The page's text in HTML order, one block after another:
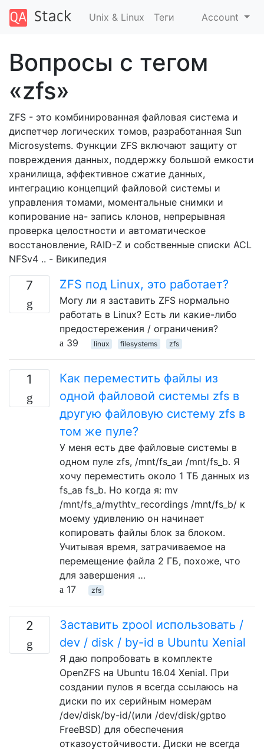
Unix & Linux Теги Account
Вопросы с тегом
«zfs»
ZFS - это комбинированная файловая система и
диспетчер логических томов, разработанная Sun
Microsystems. Функции ZFS включают защиту от
повреждения данных, поддержку большой емкости
хранилища, эффективное сжатие данных,
интеграцию концепций файловой системы и
управления томами, моментальные снимки и
копирование на- запись клонов, непрерывная
проверка целостности и автоматическое
восстановление, RAID-Z и собственные списки ACL
NFSv4 .. - Википедия
7 ZFS под Linux, это работает?
Могу ли я заставить ZFS нормально
работать в Linux? Есть ли какие-либо
предостережения / ограничения?
39
linux filesystems zfs
1
Как переместить файлы из
одной файловой системы zfs в
другую файловую систему zfs в
том же пуле?
У меня есть две файловые системы в
одном пуле zfs, /mnt/fs_aи /mnt/fs_b. Я
хочу переместить около 1 ТБ данных из
fs_aв fs_b. Но когда я: mv
/mnt/fs_a/mythtv_recordings /mnt/fs_b/ к
моему удивлению он начинает
копировать файлы блок за блоком.
Учитывая время, затрачиваемое на
перемещение файла 2 ГБ, похоже, что
для завершения …
17
zfs
2
Заставить zpool использовать /
dev / disk / by-id в Ubuntu Xenial
Я даю попробовать в комплекте
OpenZFS на Ubuntu 16.04 Xenial. При
создании пулов я всегда ссылаюсь на
диски по их серийным номерам
/dev/disk/by-id/(или /dev/disk/gptво
FreeBSD) для обеспечения
отказоустойчивости. Диски не всегда